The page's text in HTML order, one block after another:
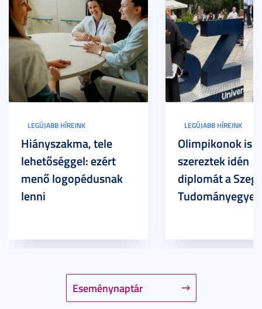
Eseménynaptár
LEGÚJABB HÍREINK
Hiányszakma, tele
lehetőséggel: ezért
menő logopédusnak
lenni
LEGÚJABB HÍREINK
Olimpikonok is
szereztek idén
diplomát a